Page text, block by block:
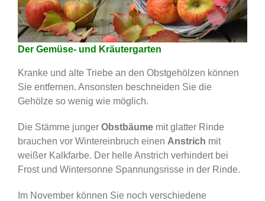
Der Gemüse- und Kräutergarten
Kranke und alte Triebe an den Obstgehölzen können
Sie entfernen. Ansonsten beschneiden Sie die
Gehölze so wenig wie möglich.
Die Stämme junger Obstbäume mit glatter Rinde
brauchen vor Wintereinbruch einen Anstrich mit
weißer Kalkfarbe. Der helle Anstrich verhindert bei
Frost und Wintersonne Spannungsrisse in der Rinde.
Im November können Sie noch verschiedene